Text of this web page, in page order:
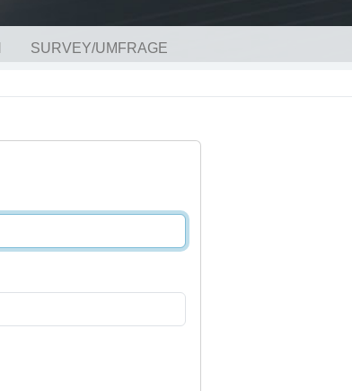
SURVEY/UMFRAGE